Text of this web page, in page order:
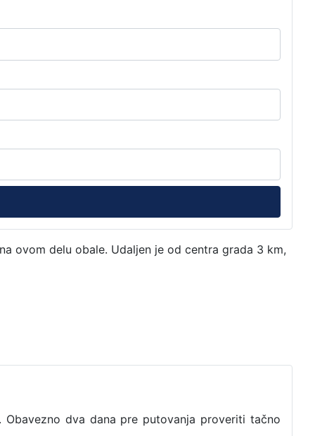
ovom delu obale. Udaljen je od centra grada 3 km,
Obavezno dva dana pre putovanja proveriti tačno